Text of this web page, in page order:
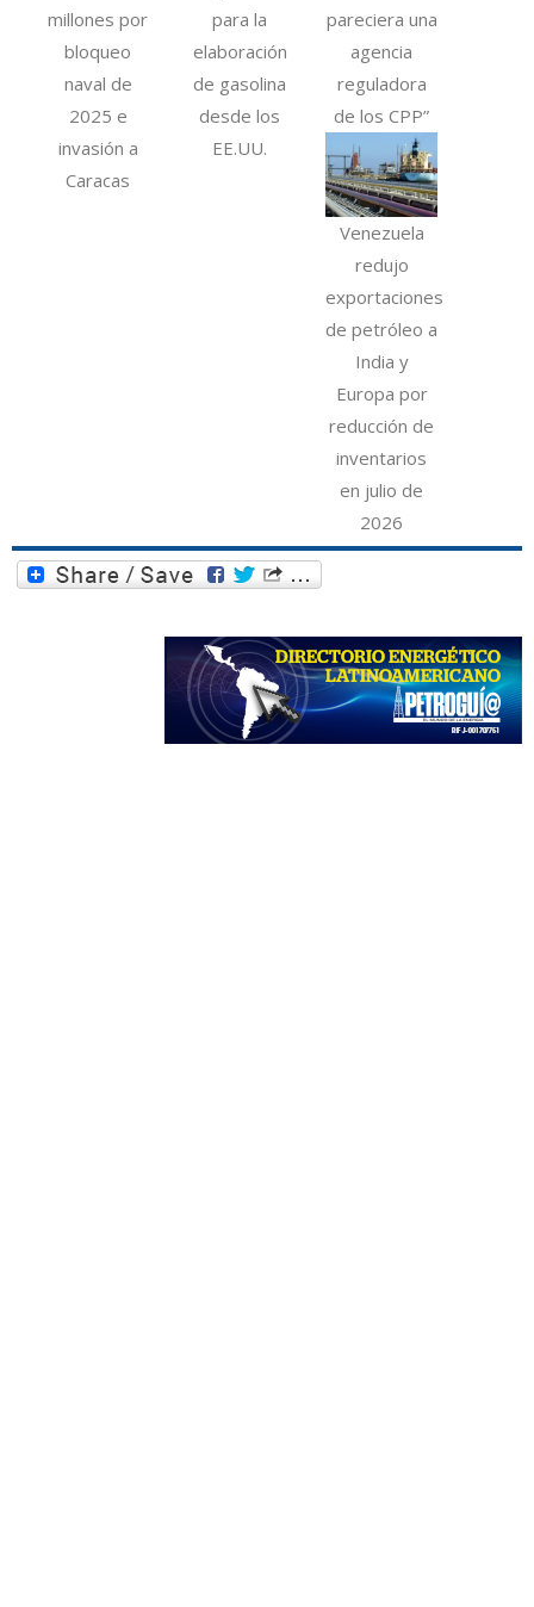
millones por
bloqueo
naval de
2025 e
invasión a
Caracas
para la
elaboración
de gasolina
desde los
EE.UU.
pareciera una
agencia
reguladora
de los CPP”
Venezuela
redujo
exportaciones
de petróleo a
India y
Europa por
reducción de
inventarios
en julio de
2026